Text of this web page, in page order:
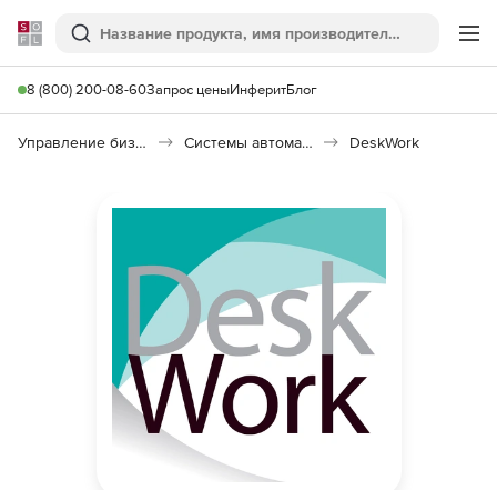
Softline
Поиск
8 (800) 200-08-60Запрос ценыИнферитБлог
Управление бизнесом, CRM/ERP Системы автоматизации DeskWork